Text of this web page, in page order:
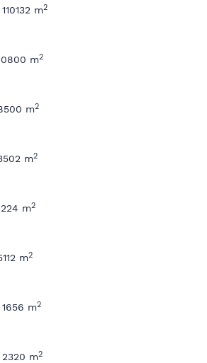
m2
m2
m2
m2
m2
m2
m2
m2